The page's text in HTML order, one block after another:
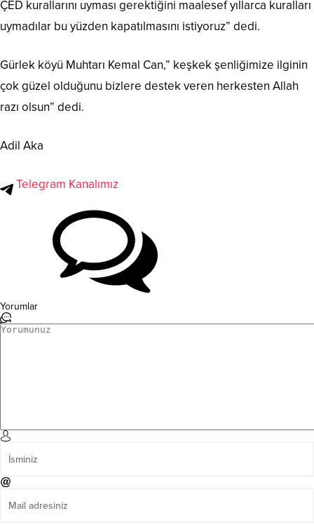
ÇED kurallarını uyması gerektiğini maalesef yıllarca kuralları
uymadılar bu yüzden kapatılmasını istiyoruz” dedi.
Gürlek köyü Muhtarı Kemal Can,” keşkek şenliğimize ilginin
çok güzel olduğunu bizlere destek veren herkesten Allah
razı olsun” dedi.
Adil Aka
Telegram Kanalımız
Yorumlar